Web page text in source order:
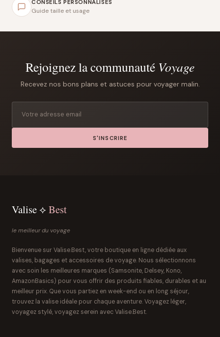
CONSEILS PERSONNALISÉS
Guide taille et usage
Rejoignez la communauté Voyage
Recevez nos bons plans et astuces pour voyager malin.
S'INSCRIRE
Valise ⟡ Best
le meilleur du voyage
Bienvenue sur Valise.Best, votre boutique en ligne dédiée aux
valises, bagages et accessoires de voyage. Nous sélectionnons
avec soin les meilleures marques (Samsonite, Delsey, Kono,
AmazonBasics) pour vous offrir des produits fiables, durables et au
meilleur prix. Que vous partiez en week-end ou en long séjour,
trouvez la valise idéale pour chaque aventure. Voyagez léger,
voyagez stylé, voyagez serein avec Valise.Best.